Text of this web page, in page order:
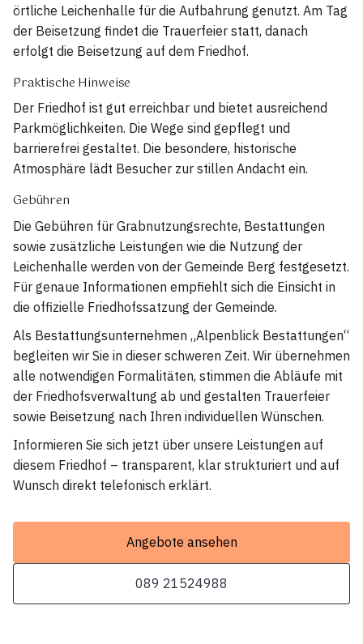
örtliche Leichenhalle für die Aufbahrung genutzt. Am Tag
der Beisetzung findet die Trauerfeier statt, danach
erfolgt die Beisetzung auf dem Friedhof.
Praktische Hinweise
Der Friedhof ist gut erreichbar und bietet ausreichend
Parkmöglichkeiten. Die Wege sind gepflegt und
barrierefrei gestaltet. Die besondere, historische
Atmosphäre lädt Besucher zur stillen Andacht ein.
Gebühren
Die Gebühren für Grabnutzungsrechte, Bestattungen
sowie zusätzliche Leistungen wie die Nutzung der
Leichenhalle werden von der Gemeinde Berg festgesetzt.
Für genaue Informationen empfiehlt sich die Einsicht in
die offizielle Friedhofssatzung der Gemeinde.
Als Bestattungsunternehmen „Alpenblick Bestattungen“
begleiten wir Sie in dieser schweren Zeit. Wir übernehmen
alle notwendigen Formalitäten, stimmen die Abläufe mit
der Friedhofsverwaltung ab und gestalten Trauerfeier
sowie Beisetzung nach Ihren individuellen Wünschen.
Informieren Sie sich jetzt über unsere Leistungen auf
diesem Friedhof – transparent, klar strukturiert und auf
Wunsch direkt telefonisch erklärt.
Angebote ansehen
089 21524988